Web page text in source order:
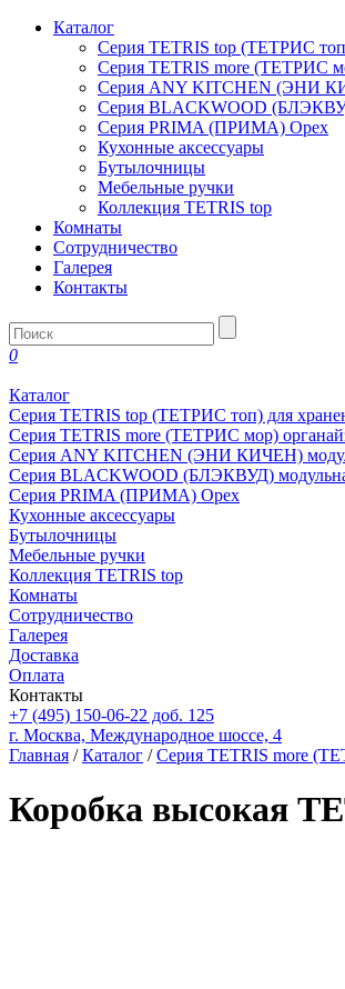
Каталог
Серия TETRIS top (ТЕТРИС
Серия TETRIS more (ТЕТРИС
Серия ANY KITCHEN (ЭНИ
Серия BLACKWOOD
Серия PRIMA (ПРИМА) Орех
Кухонные аксессуары
Бутылочницы
Мебельные ручки
Коллекция TETRIS top
Комнаты
Сотрудничество
Галерея
Контакты
0
Каталог
Серия TETRIS top (ТЕТРИС топ) для
Серия TETRIS more (ТЕТРИС мор)
Серия ANY KITCHEN (ЭНИ КИЧЕН)
Серия BLACKWOOD (БЛЭКВУД)
Серия PRIMA (ПРИМА) Орех
Кухонные аксессуары
Бутылочницы
Мебельные ручки
Коллекция TETRIS top
Комнаты
Сотрудничество
Галерея
Доставка
Оплата
Контакты
+7 (495) 150-06-22 доб. 125
г. Москва, Международное шоссе, 4
Главная /Каталог /Серия TETRIS more
Коробка высокая